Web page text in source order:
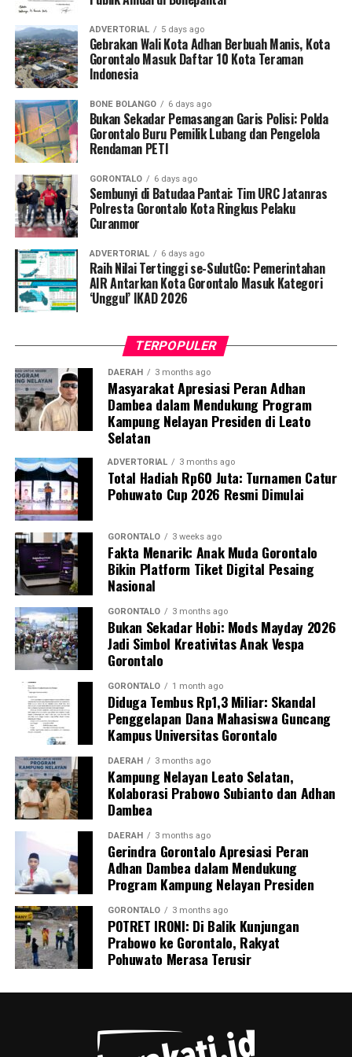
rancangan program kerja dan penganggaran APBD
Tahun 2027. Tujuannya agar akselerasi pembangunan
sektor kelautan dan perikanan di Pohuwato berjalan
lebih efektif, presisi, tepat sasaran, serta berdaya
dampak pada penguatan ekonomi daerah.
bahwa turnamen ini didesain sebagai wadah silaturahmi
makro untuk mempererat persaudaraan, sekaligus
menjadi ruang inkubasi dalam mengasah bakat olahraga
bulu tangkis di tengah masyarakat Pohuwato.
“Turnamen ini bukan sekadar ajang berburu medali atau
kompetisi biasa, melainkan instrumen penting untuk
memperkukuh tali persaudaraan antar-klub, menguji
potensial yang diproyeksikan mampu mengharumkan
nama daerah di masa depan,” urai Fardin dalam
laporannya.
Fardin membeberkan, Turnamen Pohuwato Cup 2026
kali ini memecahkan rekor partisipasi dengan diikuti
oleh 24 klub resmi se-Kabupaten Pohuwato. Total ada
125 pasangan (ganda) peserta yang siap adu strategi
guna memperebutkan podium juara utama sepanjang
empat hari masa pertandingan.
Atas nama jajaran panitia, Fardin melayangkan apresiasi
tinggi dan ucapan terima kasih kepada seluruh tamu
undangan, korporasi sponsor, serta semua elemen yang
telah menyumbangkan kontribusi nyata demi
kesuksesan upacara pembukaan.
Di tempat yang sama, Wakil Bupati Pohuwato Hj. Iwan
Saprudin Adam, S.H., didaulat memukul kok pertama
sebagai tanda dibukanya Turnamen Badminton
Pohuwato Cup 2026 secara resmi. Dalam pidato
sambutannya, Wabup berharap seluruh rangkaian
pertandingan berjalan dengan tensi yang sehat, tertib,
serta menjunjung tinggi nilai-nilaifair play
Lewat seremoni pembukaan tersebut, genderang
perang Turnamen Badminton Pohuwato Cup 2026
resmi ditabuh. Publik olahraga Pohuwato kini menaruh
harapan besar agar ajang tahunan ini mampu
melahirkan pebulu tangkis berbakat yang siap
melompat ke level kompetisi nasional maupun
internasional.
ADVERTORIAL 5 days ago
Gebrakan Wali Kota Adhan Berbuah Manis, Kota
Gorontalo Masuk Daftar 10 Kota Teraman
Indonesia
BONE BOLANGO 6 days ago
Bukan Sekadar Pemasangan Garis Polisi: Polda
Gorontalo Buru Pemilik Lubang dan Pengelola
Rendaman PETI
GORONTALO 6 days ago
Sembunyi di Batudaa Pantai: Tim URC Jatanras
Polresta Gorontalo Kota Ringkus Pelaku
Curanmor
ADVERTORIAL 6 days ago
Raih Nilai Tertinggi se-SulutGo: Pemerintahan
AIR Antarkan Kota Gorontalo Masuk Kategori
‘Unggul’ IKAD 2026
TERPOPULER
DAERAH 3 months ago
Masyarakat Apresiasi Peran Adhan
Dambea dalam Mendukung Program
Kampung Nelayan Presiden di Leato
Selatan
ADVERTORIAL 3 months ago
Total Hadiah Rp60 Juta: Turnamen Catur
Pohuwato Cup 2026 Resmi Dimulai
GORONTALO 3 weeks ago
Fakta Menarik: Anak Muda Gorontalo
Bikin Platform Tiket Digital Pesaing
Nasional
GORONTALO 3 months ago
Bukan Sekadar Hobi: Mods Mayday 2026
Jadi Simbol Kreativitas Anak Vespa
Gorontalo
GORONTALO 1 month ago
Diduga Tembus Rp1,3 Miliar: Skandal
Penggelapan Dana Mahasiswa Guncang
Kampus Universitas Gorontalo
DAERAH 3 months ago
Kampung Nelayan Leato Selatan,
Kolaborasi Prabowo Subianto dan Adhan
Dambea
DAERAH 3 months ago
Gerindra Gorontalo Apresiasi Peran
Adhan Dambea dalam Mendukung
Program Kampung Nelayan Presiden
GORONTALO 3 months ago
POTRET IRONI: Di Balik Kunjungan
Prabowo ke Gorontalo, Rakyat
Pohuwato Merasa Terusir